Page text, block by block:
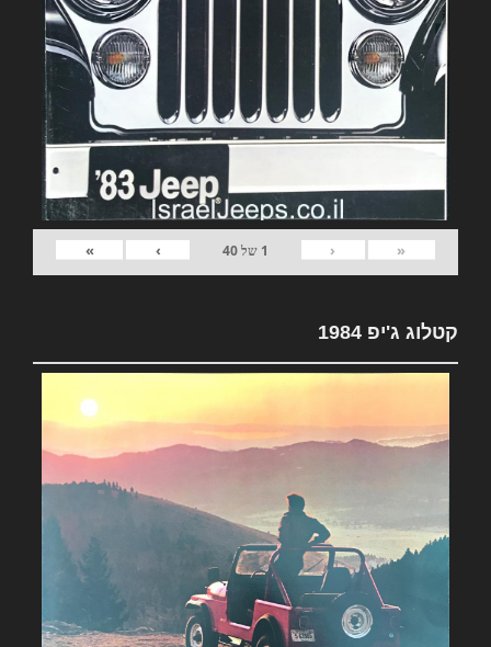
«
‹
1 של40
›
»
קטלוג ג'יפ 1984